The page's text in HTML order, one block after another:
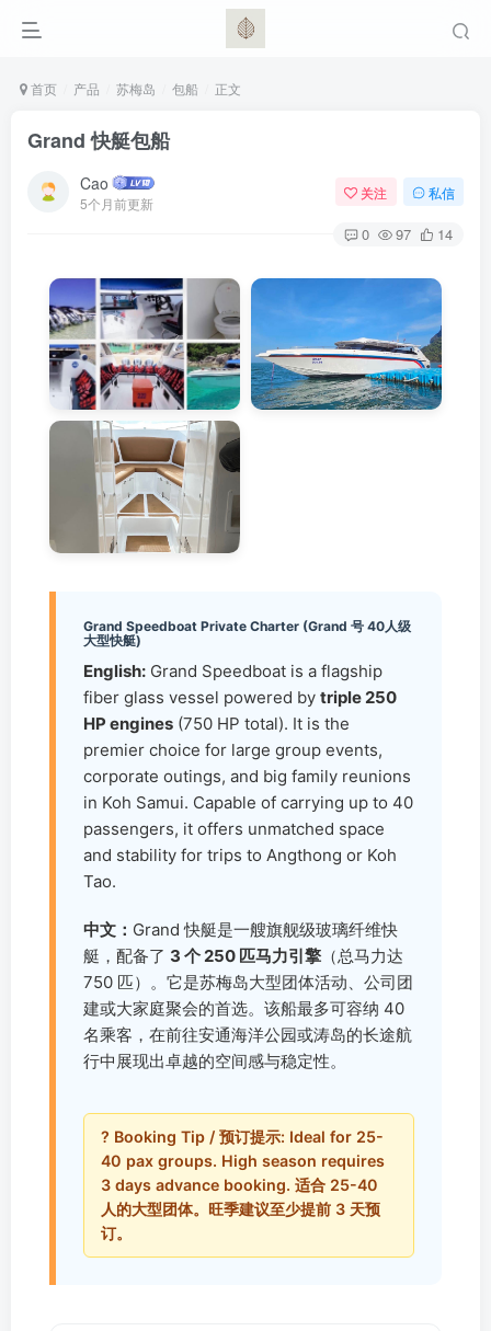
首页 产品 苏梅岛 包船 正文
Grand 快艇包船
Cao
5个月前更新
关注 私信
0 97 14
Grand Speedboat Private Charter (Grand 号 40人级
大型快艇)
English: Grand Speedboat is a flagship
fiber glass vessel powered by triple 250
HP engines (750 HP total). It is the
premier choice for large group events,
corporate outings, and big family reunions
in Koh Samui. Capable of carrying up to 40
passengers, it offers unmatched space
and stability for trips to Angthong or Koh
Tao.
中文： Grand 快艇是一艘旗舰级玻璃纤维快
艇，配备了 3 个 250 匹马力引擎 （总马力达
750 匹）。它是苏梅岛大型团体活动、公司团
建或大家庭聚会的首选。该船最多可容纳 40
名乘客，在前往安通海洋公园或涛岛的长途航
行中展现出卓越的空间感与稳定性。
? Booking Tip / 预订提示: Ideal for 25-
40 pax groups. High season requires
3 days advance booking. 适合 25-40
人的大型团体。旺季建议至少提前 3 天预
订。